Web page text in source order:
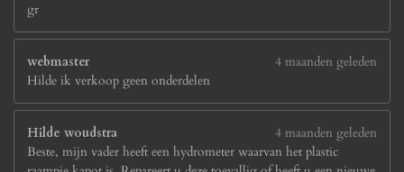
gr
webmaster
4 maanden geleden
Hilde ik verkoop geen onderdelen
Hilde woudstra
4 maanden geleden
Beste, mijn vader heeft een hydrometer waarvan het plastic